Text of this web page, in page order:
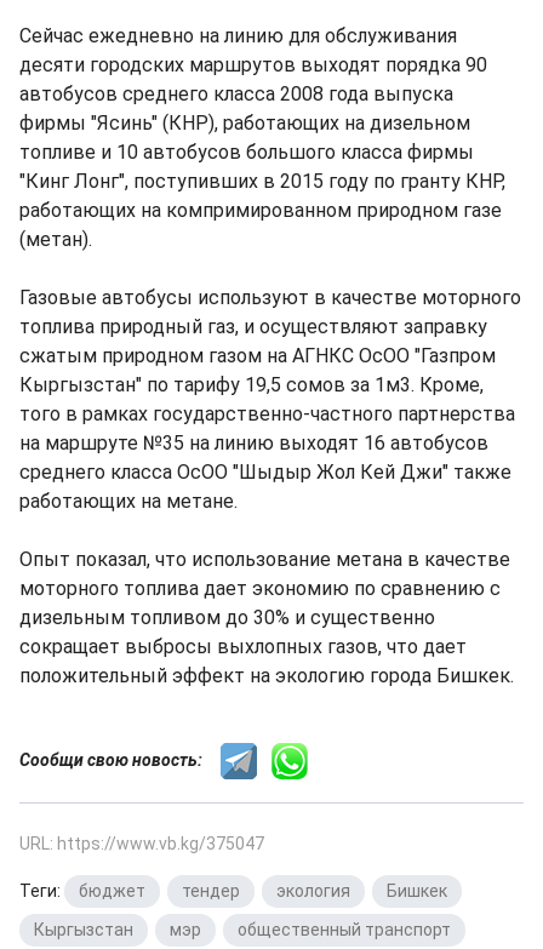
Сейчас ежедневно на линию для обслуживания
десяти городских маршрутов выходят порядка 90
автобусов среднего класса 2008 года выпуска
фирмы "Ясинь" (КНР), работающих на дизельном
топливе и 10 автобусов большого класса фирмы
"Кинг Лонг", поступивших в 2015 году по гранту КНР,
работающих на компримированном природном газе
(метан).
Газовые автобусы используют в качестве моторного
топлива природный газ, и осуществляют заправку
сжатым природном газом на АГНКС ОсОО "Газпром
Кыргызстан" по тарифу 19,5 сомов за 1м3. Кроме,
того в рамках государственно-частного партнерства
на маршруте №35 на линию выходят 16 автобусов
среднего класса ОсОО "Шыдыр Жол Кей Джи" также
работающих на метане.
Опыт показал, что использование метана в качестве
моторного топлива дает экономию по сравнению с
дизельным топливом до 30% и существенно
сокращает выбросы выхлопных газов, что дает
положительный эффект на экологию города Бишкек.
Сообщи свою новость:
URL: https://www.vb.kg/375047
Теги: бюджет тендер экология Бишкек
Кыргызстан
мэр общественный транспорт